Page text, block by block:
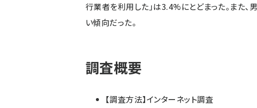
行業者を利用した」は3.4%にとどまった。また
い傾向だった。
調査概要
【調査方法】インターネット調査